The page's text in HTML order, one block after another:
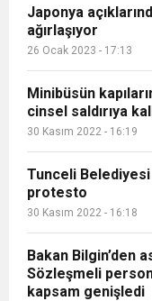
Japonya
ağırlaşıyor
26 Ocak 2023 - 17:13
Minibüsün
cinsel saldırıya
30 Kasım 2022 - 16:19
Tunceli
protesto
30 Kasım 2022 - 16:18
Bakan Bilgin’den
Sözleşmeli
kapsam genişledi